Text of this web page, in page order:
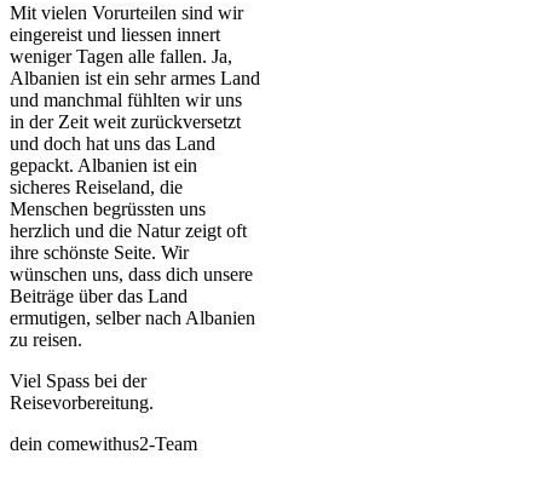
Mit vielen Vorurteilen sind wir
eingereist und liessen innert
weniger Tagen alle fallen. Ja,
Albanien ist ein sehr armes Land
und manchmal fühlten wir uns
in der Zeit weit zurückversetzt
und doch hat uns das Land
gepackt. Albanien ist ein
sicheres Reiseland, die
Menschen begrüssten uns
herzlich und die Natur zeigt oft
ihre schönste Seite. Wir
wünschen uns, dass dich unsere
Beiträge über das Land
ermutigen, selber nach Albanien
zu reisen.
Viel Spass bei der
Reisevorbereitung.
dein comewithus2-Team